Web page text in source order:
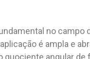
no campo
é ampla e
angular